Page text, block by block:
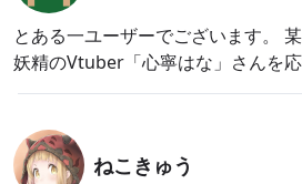
とある一ユーザーでございます。
妖精のVtuber「心寧はな」さんを応
ねこきゅう